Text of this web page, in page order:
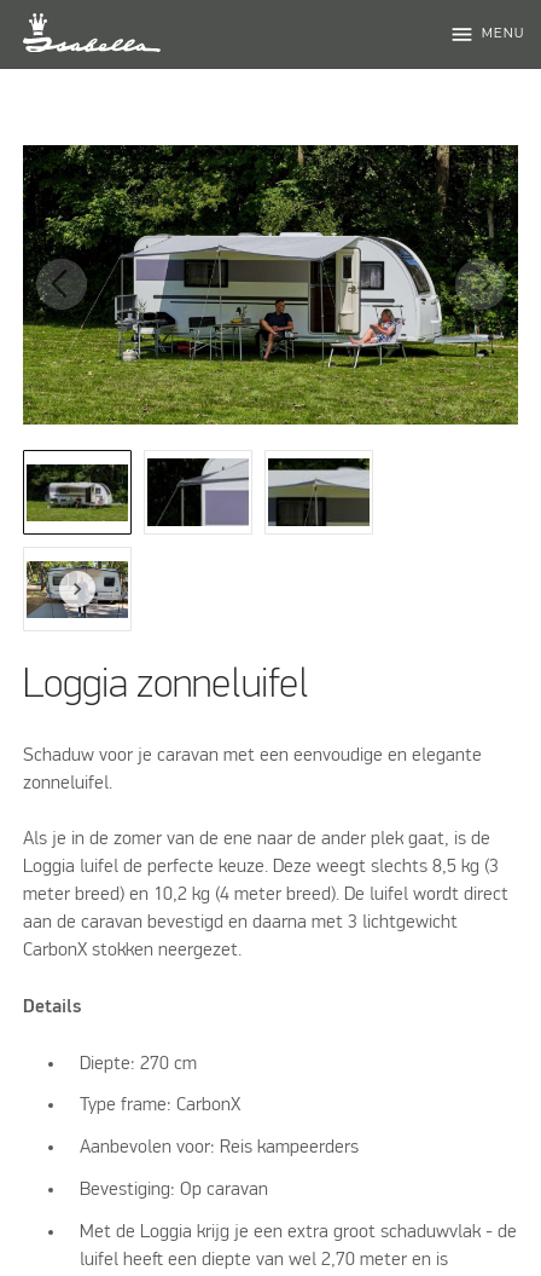
menu MENU
Loggia zonneluifel
Schaduw voor je caravan met een eenvoudige en elegante
zonneluifel.
Als je in de zomer van de ene naar de ander plek gaat, is de
Loggia luifel de perfecte keuze. Deze weegt slechts 8,5 kg (3
meter breed) en 10,2 kg (4 meter breed). De luifel wordt direct
aan de caravan bevestigd en daarna met 3 lichtgewicht
CarbonX stokken neergezet.
Details
Diepte: 270 cm
Type frame: CarbonX
Aanbevolen voor: Reis kampeerders
Bevestiging: Op caravan
Met de Loggia krijg je een extra groot schaduwvlak - de
luifel heeft een diepte van wel 2,70 meter en is